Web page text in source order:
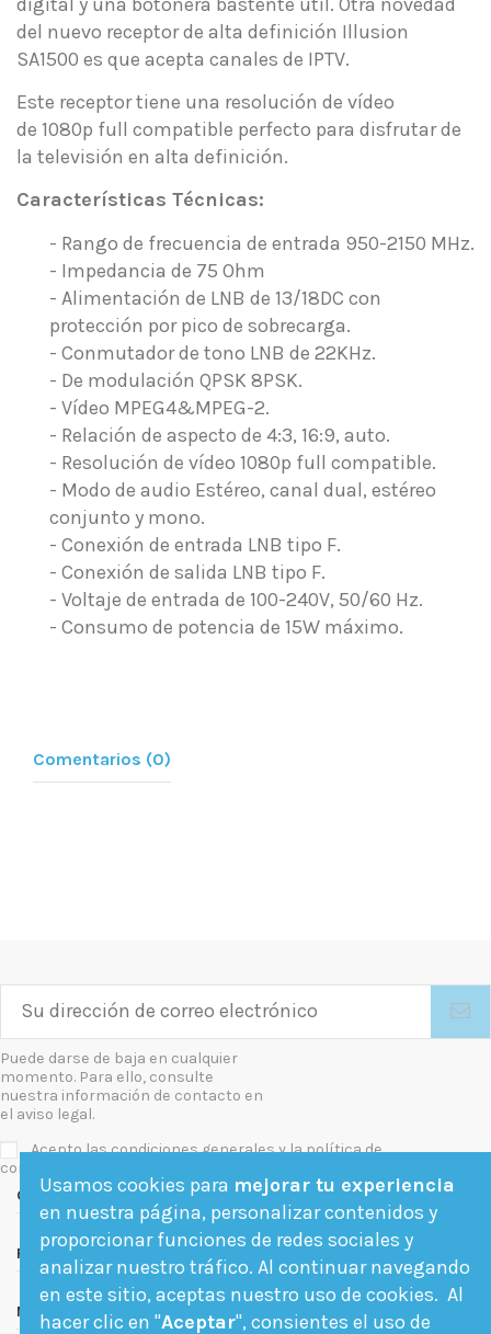
del nuevo receptor de alta definición Illusion
SA1500 es que acepta canales de IPTV.
Este receptor tiene una resolución de vídeo
de 1080p full compatible perfecto para disfrutar de
la televisión en alta definición.
Características Técnicas:
- Rango de frecuencia de entrada 950-2150 MHz.
- Impedancia de 75 Ohm
- Alimentación de LNB de 13/18DC con
protección por pico de sobrecarga.
- Conmutador de tono LNB de 22KHz.
- De modulación QPSK 8PSK.
- Vídeo MPEG4&MPEG-2.
- Relación de aspecto de 4:3, 16:9, auto.
- Resolución de vídeo 1080p full compatible.
- Modo de audio Estéreo, canal dual, estéreo
conjunto y mono.
- Conexión de entrada LNB tipo F.
- Conexión de salida LNB tipo F.
- Voltaje de entrada de 100-240V, 50/60 Hz.
- Consumo de potencia de 15W máximo.
Comentarios (0)
Puede darse de baja en cualquier
momento. Para ello, consulte
nuestra información de contacto en
el aviso legal.
Acepto las condiciones generales y la política de
confidencialidad
Contact us
Follow us
Newsletter
Usamos cookies para mejorar tu experiencia
en nuestra página, personalizar contenidos y
proporcionar funciones de redes sociales y
analizar nuestro tráfico. Al continuar navegando
en este sitio, aceptas nuestro uso de cookies. Al
hacer clic en "Aceptar", consientes el uso de